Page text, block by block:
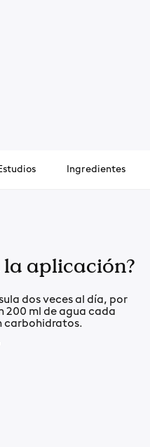
Ingredientes
la aplicación?
dos veces al día, por
200 ml de agua cada
carbohidratos.